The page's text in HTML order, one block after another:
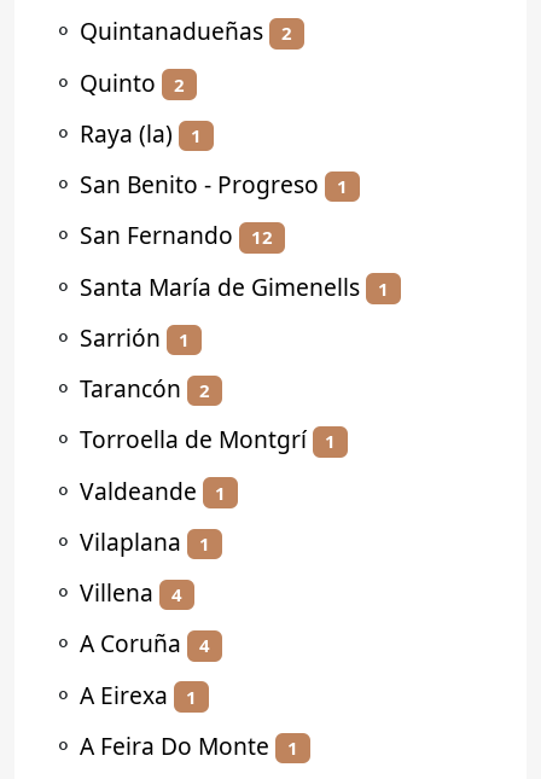
⚬ Quintanadueñas 2
⚬ Quinto 2
⚬ Raya (la) 1
⚬ San Benito - Progreso 1
⚬ San Fernando 12
⚬ Santa María de Gimenells 1
⚬ Sarrión 1
⚬ Tarancón 2
⚬ Torroella de Montgrí 1
⚬ Valdeande 1
⚬ Vilaplana 1
⚬ Villena 4
⚬ A Coruña 4
⚬ A Eirexa 1
⚬ A Feira Do Monte 1